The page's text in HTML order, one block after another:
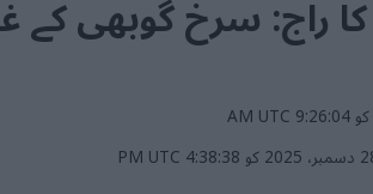
راج: سرخ گوبھی کے